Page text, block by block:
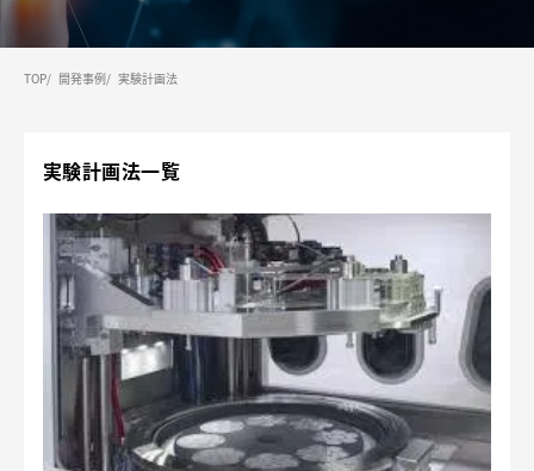
TOP 開発事例 実験計画法
実験計画法一覧